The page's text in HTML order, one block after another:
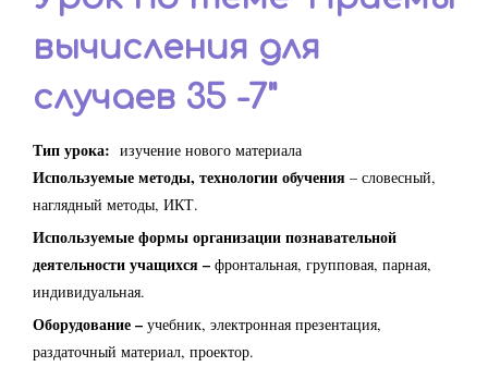
вычисления для
случаев 35 -7"
Тип урока: изучение нового материала
Используемые методы, технологии обучения – словесный,
наглядный методы, ИКТ.
Используемые формы организации познавательной
деятельности учащихся – фронтальная, групповая, парная,
индивидуальная.
Оборудование – учебник, электронная презентация,
раздаточный материал, проектор.